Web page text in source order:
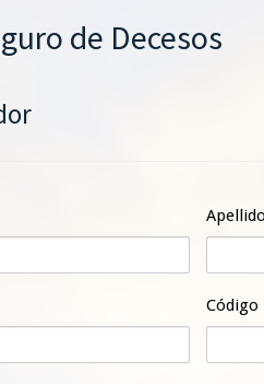
de Decesos
Código